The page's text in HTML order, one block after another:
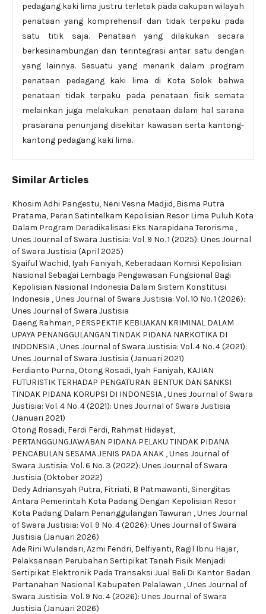
pedagang kaki lima justru terletak pada cakupan wilayah
penataan yang komprehensif dan tidak terpaku pada
satu titik saja. Penataan yang dilakukan secara
berkesinambungan dan terintegrasi antar satu dengan
yang lainnya. Sesuatu yang menarik dalam program
penataan pedagang kaki lima di Kota Solok bahwa
penataan tidak terpaku pada penataan fisik semata
melainkan juga melakukan penataan dalam hal sarana
prasarana penunjang disekitar kawasan serta kantong-
kantong pedagang kaki lima.
Similar Articles
Khosim Adhi Pangestu, Neni Vesna Madjid, Bisma Putra
Pratama, Peran Satintelkam Kepolisian Resor Lima Puluh Kota
Dalam Program Deradikalisasi Eks Narapidana Terorisme ,
Unes Journal of Swara Justisia: Vol. 9 No. 1 (2025): Unes Journal
of Swara Justisia (April 2025)
Syaiful Wachid, Iyah Faniyah, Keberadaan Komisi Kepolisian
Nasional Sebagai Lembaga Pengawasan Fungsional Bagi
Kepolisian Nasional Indonesia Dalam Sistem Konstitusi
Indonesia ,Unes Journal of Swara Justisia: Vol. 10 No. 1 (2026):
Unes Journal of Swara Justisia
Daeng Rahman, PERSPEKTIF KEBIJAKAN KRIMINAL DALAM
UPAYA PENANGGULANGAN TINDAK PIDANA NARKOTIKA DI
INDONESIA ,Unes Journal of Swara Justisia: Vol. 4 No. 4 (2021):
Unes Journal of Swara Justisia (Januari 2021)
Ferdianto Purna, Otong Rosadi, Iyah Faniyah, KAJIAN
FUTURISTIK TERHADAP PENGATURAN BENTUK DAN SANKSI
TINDAK PIDANA KORUPSI DI INDONESIA ,Unes Journal of Swara
Justisia: Vol. 4 No. 4 (2021): Unes Journal of Swara Justisia
(Januari 2021)
Otong Rosadi, Ferdi Ferdi, Rahmat Hidayat,
PERTANGGUNGJAWABAN PIDANA PELAKU TINDAK PIDANA
PENCABULAN SESAMA JENIS PADA ANAK ,Unes Journal of
Swara Justisia: Vol. 6 No. 3 (2022): Unes Journal of Swara
Justisia (Oktober 2022)
Dedy Adriansyah Putra, Fitriati, B Patmawanti, Sinergitas
Antara Pemerintah Kota Padang Dengan Kepolisian Resor
Kota Padang Dalam Penanggulangan Tawuran ,Unes Journal
of Swara Justisia: Vol. 9 No. 4 (2026): Unes Journal of Swara
Justisia (Januari 2026)
Ade Rini Wulandari, Azmi Fendri, Delfiyanti, Ragil Ibnu Hajar,
Pelaksanaan Perubahan Sertipikat Tanah Fisik Menjadi
Sertipikat Elektronik Pada Transaksi Jual Beli Di Kantor Badan
Pertanahan Nasional Kabupaten Pelalawan ,Unes Journal of
Swara Justisia: Vol. 9 No. 4 (2026): Unes Journal of Swara
Justisia (Januari 2026)